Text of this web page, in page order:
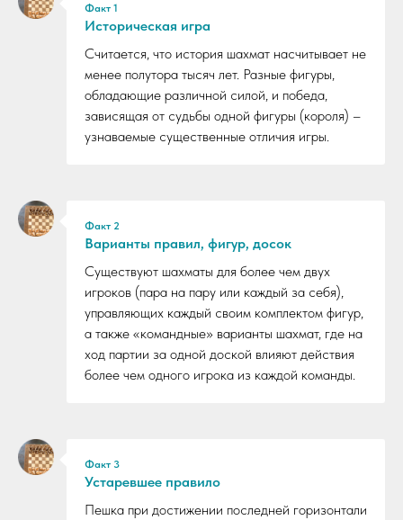
Факт 1
Историческая игра
Считается, что история шахмат насчитывает не
менее полутора тысяч лет. Разные фигуры,
обладающие различной силой, и победа,
зависящая от судьбы одной фигуры (короля) –
узнаваемые существенные отличия игры.
Факт 2
Варианты правил, фигур, досок
Существуют шахматы для более чем двух
игроков (пара на пару или каждый за себя),
управляющих каждый своим комплектом фигур,
а также «командные» варианты шахмат, где на
ход партии за одной доской влияют действия
более чем одного игрока из каждой команды.
Факт 3
Устаревшее правило
Пешка при достижении последней горизонтали